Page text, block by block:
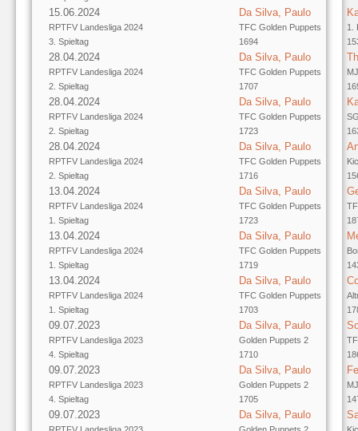
15.06.2024
RPTFV Landesliga 2024
3. Spieltag
Da Silva, Paulo
TFC Golden Puppets
1694
1.
28.04.2024
RPTFV Landesliga 2024
2. Spieltag
Da Silva, Paulo
TFC Golden Puppets
1707
28.04.2024
RPTFV Landesliga 2024
2. Spieltag
Da Silva, Paulo
TFC Golden Puppets
1723
28.04.2024
RPTFV Landesliga 2024
2. Spieltag
Da Silva, Paulo
TFC Golden Puppets
1716
13.04.2024
RPTFV Landesliga 2024
1. Spieltag
Da Silva, Paulo
TFC Golden Puppets
1723
13.04.2024
RPTFV Landesliga 2024
1. Spieltag
Da Silva, Paulo
TFC Golden Puppets
1719
13.04.2024
RPTFV Landesliga 2024
1. Spieltag
Da Silva, Paulo
TFC Golden Puppets
1703
09.07.2023
RPTFV Landesliga 2023
4. Spieltag
Da Silva, Paulo
Golden Puppets 2
1710
09.07.2023
RPTFV Landesliga 2023
4. Spieltag
Da Silva, Paulo
Golden Puppets 2
1705
09.07.2023
RPTFV Landesliga 2023
Da Silva, Paulo
Golden Puppets 2